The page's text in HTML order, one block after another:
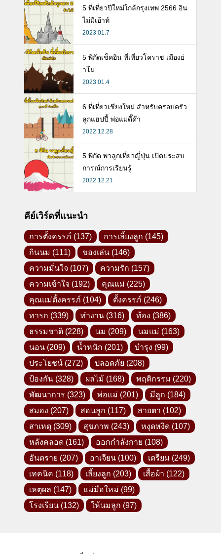
5 ที่เที่ยวปีใหม่ใกล้กรุงเทพ 2566 อิน
ไม่มีเอ้าท์
2023.01.7
5 พิกัดเช็คอิน ที่เที่ยวโคราช เมืองย่
าโม
2023.01.4
6 ที่เที่ยวเชียงใหม่ สำหรับครอบครัว
ลูกแฮปปี้ พ่อแม่ดี๊ด๊า
2022.12.28
5 พิกัด พาลูกเที่ยวญี่ปุ่น เปิดประสบ
การณ์การเรียนรู้
2022.12.21
คีย์เวิร์ดที่แนะนำ
การตั้งครรภ์ (137) การเลี้ยงลูก (145)
กินนม (111) ของเล่น (146)
ความมั่นใจ (107) ความรัก (157)
ความเข้าใจ (192) คุณแม่ (225)
คุณแม่ตั้งครรภ์ (104) ตั้งครรภ์ (246)
ทารก (339) ทำงาน (316) ท้อง (386)
ธรรมชาติ (228) นม (209) นมแม่ (163)
นอน (209) น้ำหนัก (201) บำรุง (99)
ประโยชน์ (272) ปลอดภัย (208)
ป้องกัน (328) ผลไม้ (168) พฤติกรรม (220)
พัฒนาการ (323) พ่อแม่ (201) มีลูก (184)
สมอง (207) สอนลูก (117) สายตา (102)
สาเหตุ (309) สุขภาพ (243) หงุดหงิด (107)
หลังคลอด (161) ออกกำลังกาย (108)
อันตราย (207) อาเจียน (100) เตรียม (249)
เทคนิค (118) เลี้ยงลูก (203) เสื้อผ้า (122)
เหตุผล (147) แม่มือใหม่ (99)
โรงเรียน (132) ให้นมลูก (97)